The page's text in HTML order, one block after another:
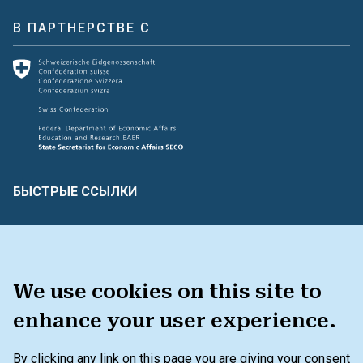
We use cookies on this site to
enhance your user experience.
By clicking any link on this page you are giving your consent
В ПАРТНЕРСТВЕ С
БЫСТРЫЕ ССЫЛКИ
НАБОР ИНСТРУМЕНТОВ